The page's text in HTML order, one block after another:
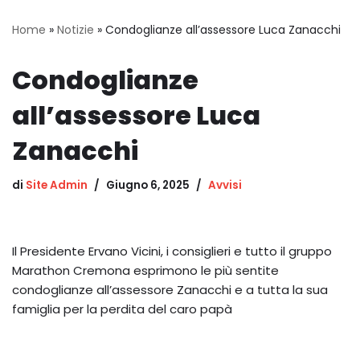
Home » Notizie » Condoglianze all’assessore Luca Zanacchi
Condoglianze
all’assessore Luca
Zanacchi
di Site Admin Giugno 6, 2025 Avvisi
Il Presidente Ervano Vicini, i consiglieri e tutto il gruppo
Marathon Cremona esprimono le più sentite
condoglianze all’assessore Zanacchi e a tutta la sua
famiglia per la perdita del caro papà